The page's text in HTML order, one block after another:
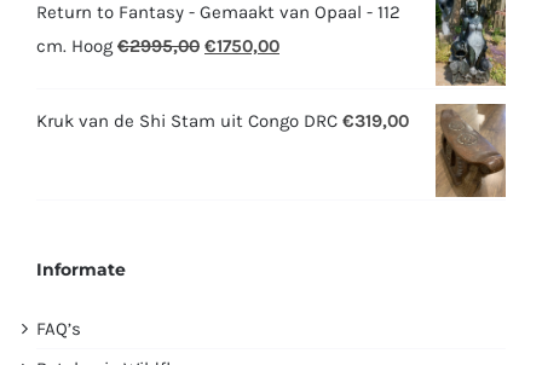
Return to Fantasy - Gemaakt van Opaal - 112
cm. Hoog €2995,00 Oorspronkelijke
was:
€1750,00Huidige
is:
Kruk van de Shi Stam uit Congo DRC €319,00
Informate
FAQ’s